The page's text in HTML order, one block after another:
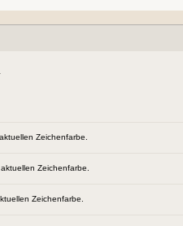
Zeichenfarbe.
Zeichenfarbe.
Zeichenfarbe.